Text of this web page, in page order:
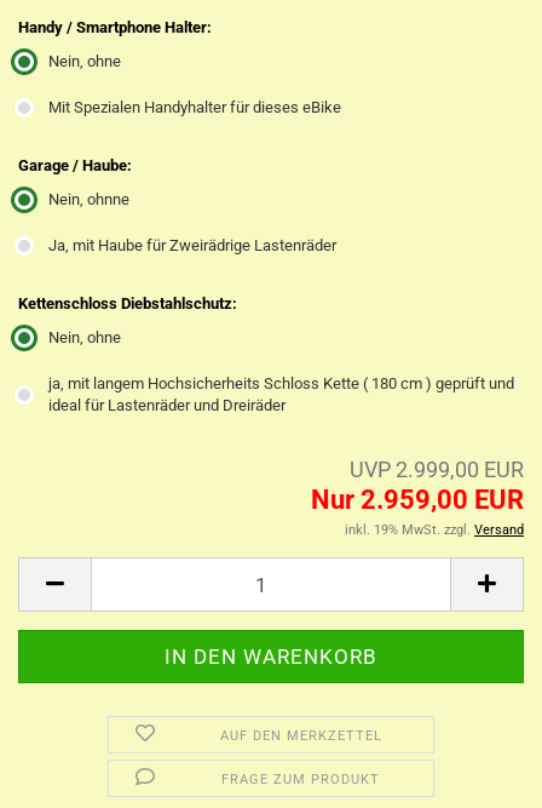
Handy / Smartphone Halter:
Nein, ohne
Mit Spezialen Handyhalter für dieses eBike
Garage / Haube:
Nein, ohnne
Ja, mit Haube für Zweirädrige Lastenräder
Kettenschloss Diebstahlschutz:
Nein, ohne
ja, mit langem Hochsicherheits Schloss Kette ( 180 cm ) geprüft und
ideal für Lastenräder und Dreiräder
UVP 2.999,00 EUR
Nur 2.959,00 EUR
inkl. 19% MwSt. zzgl. Versand
AUF DEN MERKZETTEL
FRAGE ZUM PRODUKT